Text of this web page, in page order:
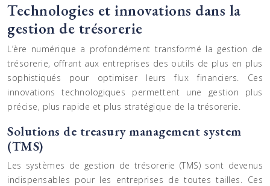
Technologies et innovations dans la
gestion de trésorerie
L’ère numérique a profondément transformé la gestion de
trésorerie, offrant aux entreprises des outils de plus en plus
sophistiqués pour optimiser leurs flux financiers. Ces
innovations technologiques permettent une gestion plus
précise, plus rapide et plus stratégique de la trésorerie.
Solutions de treasury management system
(TMS)
Les systèmes de gestion de trésorerie (TMS) sont devenus
indispensables pour les entreprises de toutes tailles. Ces